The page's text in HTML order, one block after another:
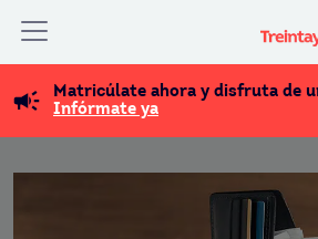
Matricúlate ahora y disfruta de
Infórmate ya